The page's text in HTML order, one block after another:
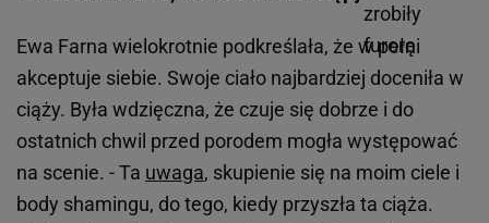
Ewa Farna wielokrotnie podkreślała, że w pełni
akceptuje siebie. Swoje ciało najbardziej doceniła w
ciąży. Była wdzięczna, że czuje się dobrze i do
ostatnich chwil przed porodem mogła występować
na scenie. - Ta uwaga, skupienie się na moim ciele i
body shamingu, do tego, kiedy przyszła ta ciąża.